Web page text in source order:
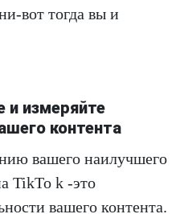
вот тогда вы и
измеряйте
контента
вашего наилучшего
TikTo k -это
вашего контента.